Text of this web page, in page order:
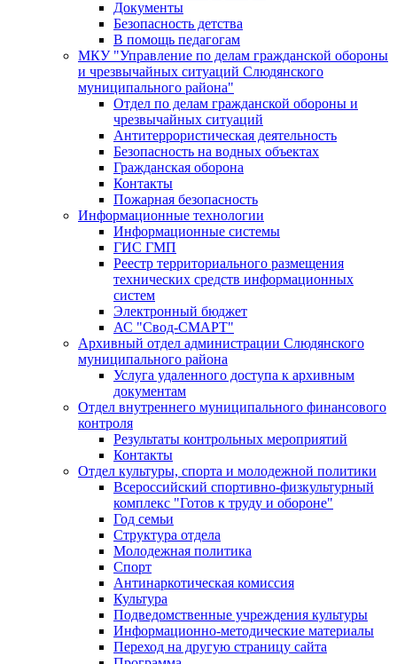
Документы
Безопасность детства
В помощь педагогам
МКУ "Управление по делам гражданской обороны
и чрезвычайных ситуаций Слюдянского
муниципального района"
Отдел по делам гражданской обороны и
чрезвычайных ситуаций
Антитеррористическая деятельность
Безопасность на водных объектах
Гражданская оборона
Контакты
Пожарная безопасность
Информационные технологии
Информационные системы
ГИС ГМП
Реестр территориального размещения
технических средств информационных
систем
Электронный бюджет
АС "Свод-СМАРТ"
Архивный отдел администрации Слюдянского
муниципального района
Услуга удаленного доступа к архивным
документам
Отдел внутреннего муниципального финансового
контроля
Результаты контрольных мероприятий
Контакты
Отдел культуры, спорта и молодежной политики
Всероссийский спортивно-физкультурный
комплекс "Готов к труду и обороне"
Год семьи
Структура отдела
Молодежная политика
Спорт
Антинаркотическая комиссия
Культура
Подведомственные учреждения культуры
Информационно-методические материалы
Переход на другую страницу сайта